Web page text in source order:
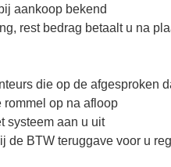
aankoop bekend
rest bedrag betaalt u na
die op de afgesproken
rommel op na afloop
systeem aan u uit
de BTW teruggave voor u